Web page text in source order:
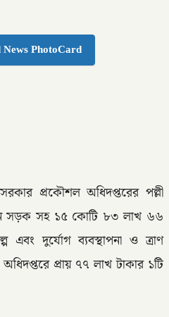
PhotoCard
প্রকৌশল অধিদপ্তরের পল্লী
সড়ক সহ ১৫ কোটি ৮৩ লাখ ৬৬
দুর্যোগ ব্যবস্থাপনা ও ত্রাণ
অধিদপ্তরে প্রায় ৭৭ লাখ টাকার ১টি